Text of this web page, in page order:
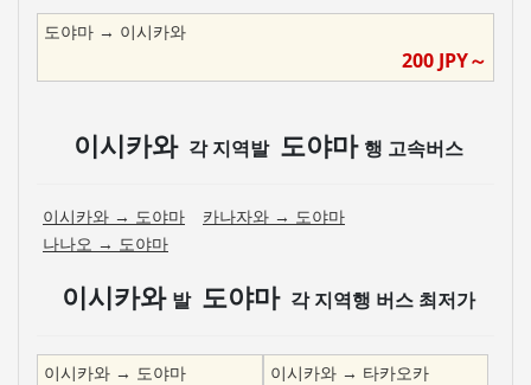
도야마 → 이시카와
200 JPY～
이시카와 각 지역발 도야마 행 고속버스
이시카와 → 도야마 카나자와 → 도야마
나나오 → 도야마
이시카와 발 도야마 각 지역행 버스 최저가
이시카와 → 도야마 이시카와→ 타카오카